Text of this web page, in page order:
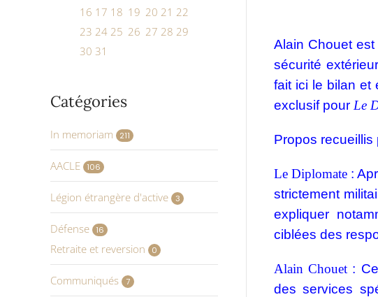
Alain Chouet
sécurité
fait ici le bilan et
exclusif pour Le
Propos recueillis
Le Diplomate :
strictement
expliquer
ciblées des
Alain Chouet :
des services
16 17 18 19 20 21 22
23 24 25 26 27 28 29
30 31
Catégories
In memoriam 211
AACLE 106
Légion étrangère d'active 3
Défense 16
Retraite et reversion 0
Communiqués 7